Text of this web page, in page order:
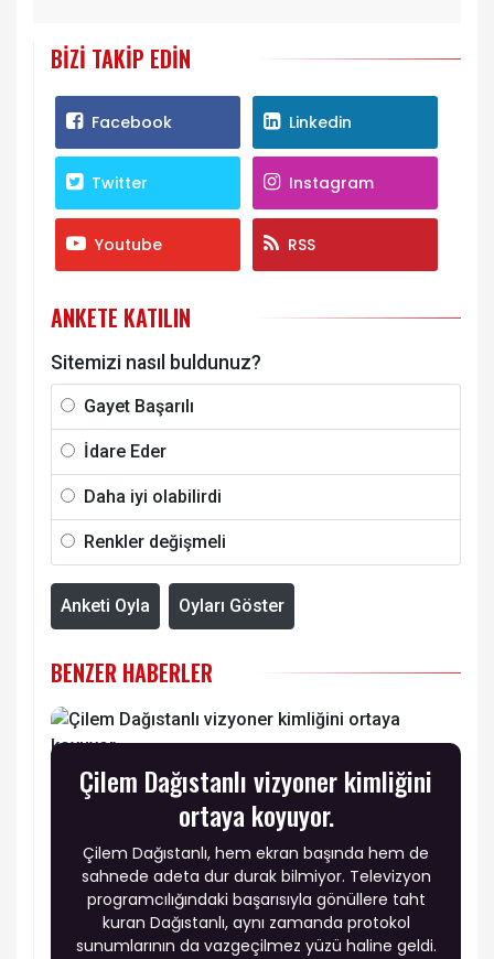
BIZI TAKIP EDIN
Facebook Linkedin
Twitter Instagram
Youtube RSS
ANKETE KATILIN
Sitemizi nasıl buldunuz?
Gayet Başarılı
İdare Eder
Daha iyi olabilirdi
Renkler değişmeli
Anketi Oyla Oyları Göster
BENZER HABERLER
Çilem Dağıstanlı vizyoner kimliğini
ortaya koyuyor.
Çilem Dağıstanlı, hem ekran başında hem de
sahnede adeta dur durak bilmiyor. Televizyon
programcılığındaki başarısıyla gönüllere taht
kuran Dağıstanlı, aynı zamanda protokol
sunumlarının da vazgeçilmez yüzü haline geldi.